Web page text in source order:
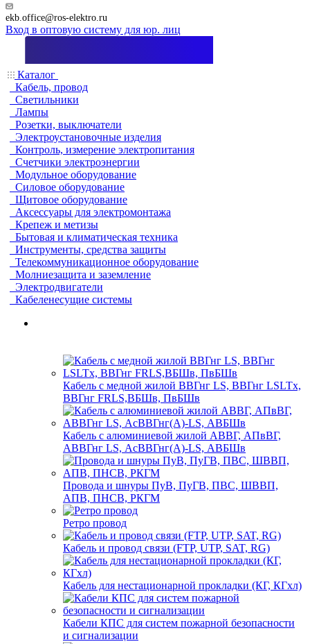
ekb.office@ros-elektro.ru
Вход в оптовую систему для юр. лиц
Каталог
Кабель, провод
Светильники
Лампы
Розетки, выключатели
Электроустановочные изделия
Контроль, измерение электропитания
Счетчики электроэнергии
Модульное оборудование
Силовое оборудование
Щитовое оборудование
Аксессуары для электромонтажа
Крепеж и метизы
Бытовая и климатическая техника
Инструменты, средства защиты
Телекоммуникационное оборудование
Молниезащита и заземление
Электродвигатели
Кабеленесущие системы
Кабель с медной жилой ВВГнг LS, ВВГнг LSLTx,
ВВГнг FRLS,ВБШв, ПвБШв
Кабель с алюминиевой жилой АВВГ, АПвВГ,
АВВГнг LS, АсВВГнг(А)-LS, АВБШв
Провода и шнуры ПуВ, ПуГВ, ПВС, ШВВП,
АПВ, ПНСВ, РКГМ
Ретро провод
Кабель и провод связи (FTP, UTP, SAT, RG)
Кабель для нестационарной прокладки (КГ, КГхл)
Кабели КПС для систем пожарной безопасности
и сигнализации